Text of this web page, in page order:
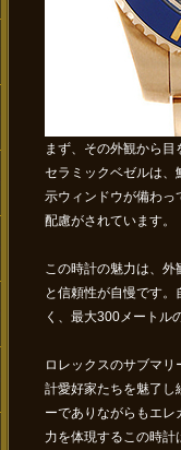
まず、その外観から
セラミックベゼルは、
示ウィンドウが備わっ
配慮がされています。
この時計の魅力は、
と信頼性が自慢です
く、最大300メートル
ロレックスのサブマ
計愛好家たちを魅了し
ーでありながらもエレ
力を体現するこの時